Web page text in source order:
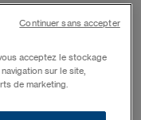
acceptez le stockage
sur le site,
de marketing.
Continuer sans accepter